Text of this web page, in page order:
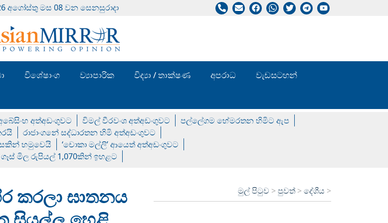
අගෝස්‍තු මස 08 වන සෙනසුරාදා
විශේෂාංග ව්‍යාපාරික විද්‍යා / තාක්ෂණ අපරාධ
වැඩසටහන්
අත්අඩංගුවට විමල් වීරවංශ අත්අඩංගුවට
පල්ලේගම හේමරතන හිමිට ඇප
රාජාංගනේ සද්ධාරතන හිමි අත්අඩංගුවට
හමුවෙයි
‘චොකා මල්ලි’ ආයෙත් අත්අඩංගුවට
ගෑස් මිල රුපියල් 1,070කින් ඉහළට
කරලා ඝාතනය
මුල් පිටුව >පුවත් >දේශීය >